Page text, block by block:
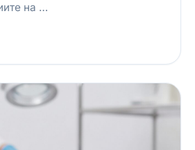
на …